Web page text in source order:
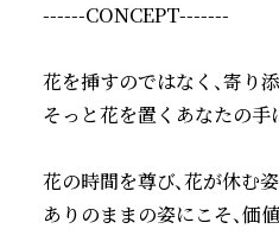
------CONCEPT-------
花を挿すのではなく、寄り添
そっと花を置くあなたの手
花の時間を尊び、花が休む
ありのままの姿にこそ、価